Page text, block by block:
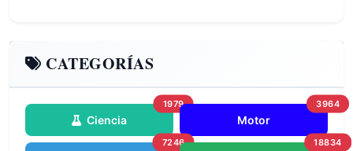
CATEGORÍAS
Ciencia
1979
Motor
3964
7246 18834